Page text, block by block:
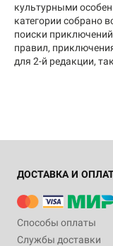
культурными
категории собрано
поиски
правил,
для 2-й редакции,
ДОСТАВКА И
Способы оплаты
Службы доставки